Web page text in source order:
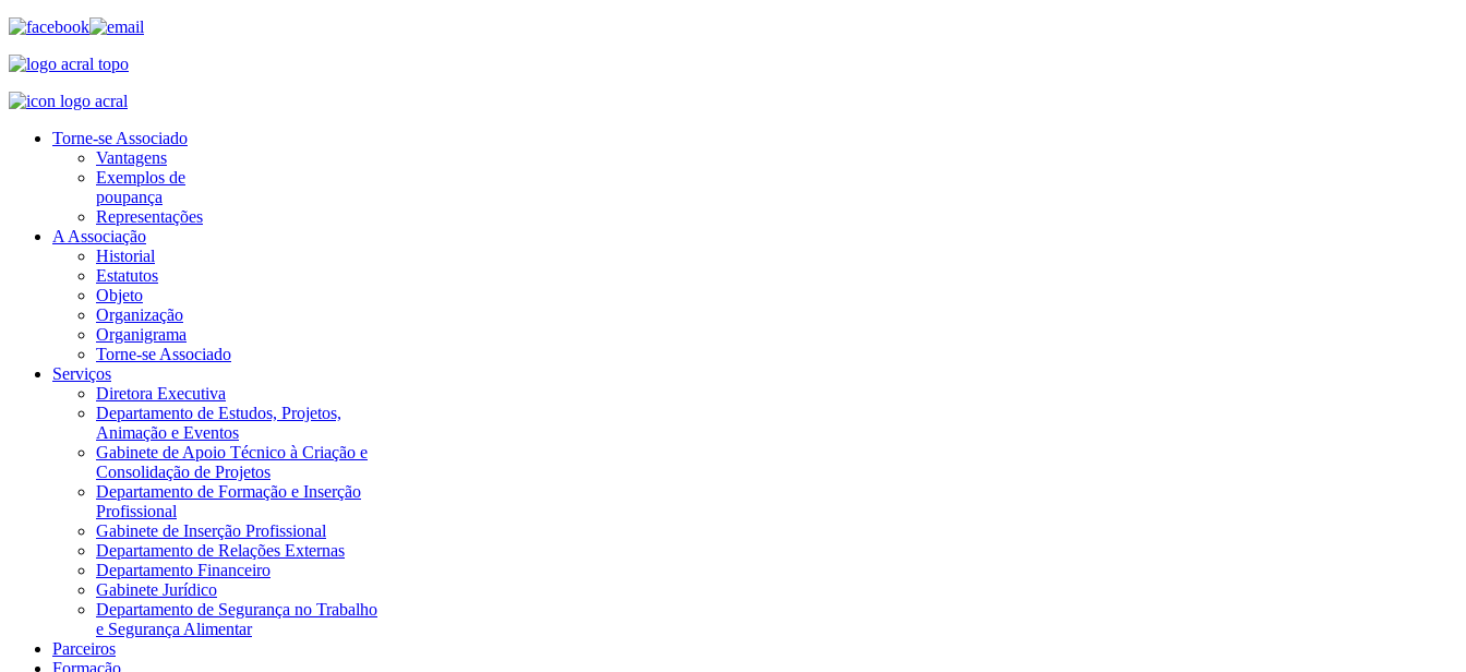
Torne-se Associado
Vantagens
Exemplos de
poupança
Representações
A Associação
Historial
Estatutos
Objeto
Organização
Organigrama
Torne-se Associado
Serviços
Diretora Executiva
Departamento de Estudos, Projetos,
Animação e Eventos
Gabinete de Apoio Técnico à Criação e
Consolidação de Projetos
Departamento de Formação e Inserção
Profissional
Gabinete de Inserção Profissional
Departamento de Relações Externas
Departamento Financeiro
Gabinete Jurídico
Departamento de Segurança no Trabalho
e Segurança Alimentar
Parceiros
Formação